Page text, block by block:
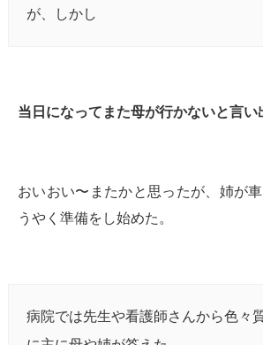
が、しかし
当日になってまた母が行かないと言い
おいおい〜またかと思ったが、姉が
うやく準備をし始めた。
病院では先生や看護師さんから色々